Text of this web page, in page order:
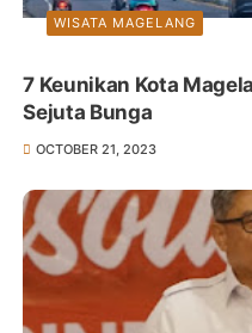
WISATA MAGELANG
7 Keunikan Kota
Sejuta Bunga
OCTOBER 21, 2023